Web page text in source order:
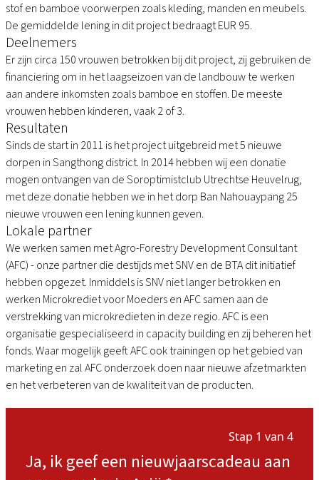
stof en bamboe voorwerpen zoals kleding, manden en meubels.
De gemiddelde lening in dit project bedraagt EUR 95.
Deelnemers
Er zijn circa 150 vrouwen betrokken bij dit project, zij gebruiken de
financiering om in het laagseizoen van de landbouw te werken
aan andere inkomsten zoals bamboe en stoffen. De meeste
vrouwen hebben kinderen, vaak 2 of 3.
Resultaten
Sinds de start in 2011 is het project uitgebreid met 5 nieuwe
dorpen in Sangthong district. In 2014 hebben wij een donatie
mogen ontvangen van de Soroptimistclub Utrechtse Heuvelrug,
met deze donatie hebben we in het dorp Ban Nahouaypang 25
nieuwe vrouwen een lening kunnen geven.
Lokale partner
We werken samen met Agro-Forestry Development Consultant
(AFC) - onze partner die destijds met SNV en de BTA dit initiatief
hebben opgezet. Inmiddels is SNV niet langer betrokken en
werken Microkrediet voor Moeders en AFC samen aan de
verstrekking van microkredieten in deze regio. AFC is een
organisatie gespecialiseerd in capacity building en zij beheren het
fonds. Waar mogelijk geeft AFC ook trainingen op het gebied van
marketing en zal AFC onderzoek doen naar nieuwe afzetmarkten
en het verbeteren van de kwaliteit van de producten.
Stap 1 van 4
Ja, ik geef een nieuwjaarscadeau aan